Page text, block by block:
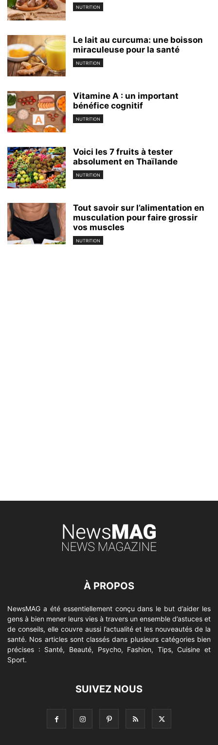
NUTRITION
Le lait au curcuma: une boisson
miraculeuse pour la santé
NUTRITION
Vitamine A : un important
bénéfice cognitif
NUTRITION
Voici les 7 fruits à tester
absolument en Thaïlande
NUTRITION
Tout savoir sur l’alimentation en
musculation pour faire grossir
vos muscles
NUTRITION
À PROPOS
NewsMAG a été essentiellement conçu dans le but d’aider les
gens à bien mener leurs vies à travers un ensemble d’astuces et
de conseils, elle couvre aussi l’actualité et les nouveautés de la
santé. Nos articles sont classés dans plusieurs catégories bien
précises : Santé, Beauté, Psycho, Fashion, Tips, Cuisine et
Sport.
SUIVEZ NOUS